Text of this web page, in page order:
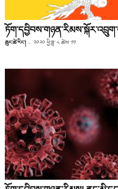
ཆུང་ཚེ་རིང་། - ༢༠༢༠ ཕྱི་ཟླ་ ༨ ཚེས་ ༡༡